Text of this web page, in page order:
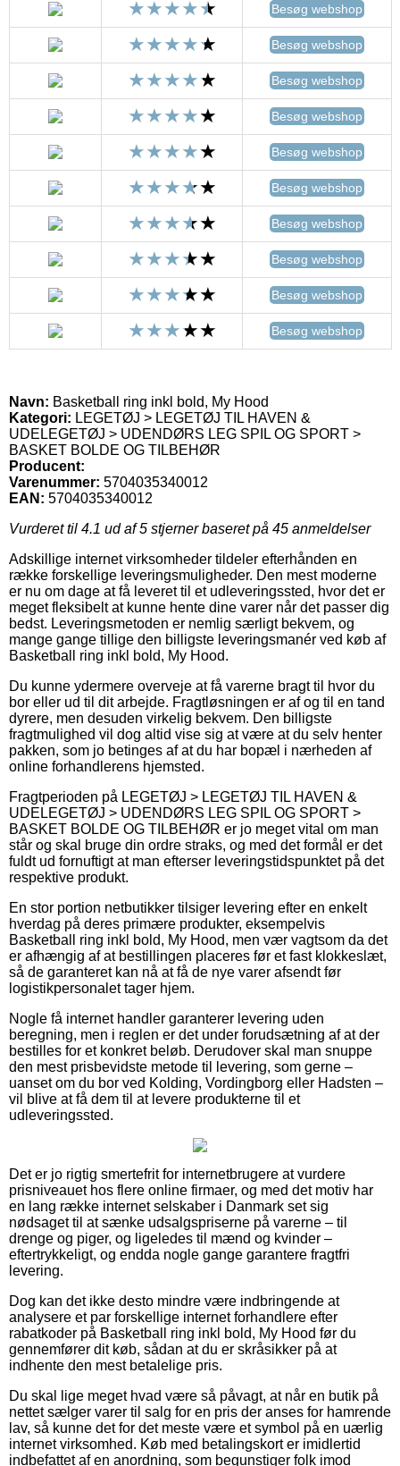
Besøg webshop
Besøg webshop
Besøg webshop
Besøg webshop
Besøg webshop
Besøg webshop
Besøg webshop
Besøg webshop
Besøg webshop
Besøg webshop
Navn: Basketball ring inkl bold, My Hood
Kategori: LEGETØJ > LEGETØJ TIL HAVEN &
UDELEGETØJ > UDENDØRS LEG SPIL OG SPORT >
BASKET BOLDE OG TILBEHØR
Producent:
Varenummer: 5704035340012
EAN: 5704035340012
Vurderet til 4.1 ud af 5 stjerner baseret på 45 anmeldelser
Adskillige internet virksomheder tildeler efterhånden en
række forskellige leveringsmuligheder. Den mest moderne
er nu om dage at få leveret til et udleveringssted, hvor det er
meget fleksibelt at kunne hente dine varer når det passer dig
bedst. Leveringsmetoden er nemlig særligt bekvem, og
mange gange tillige den billigste leveringsmanér ved køb af
Basketball ring inkl bold, My Hood.
Du kunne ydermere overveje at få varerne bragt til hvor du
bor eller ud til dit arbejde. Fragtløsningen er af og til en tand
dyrere, men desuden virkelig bekvem. Den billigste
fragtmulighed vil dog altid vise sig at være at du selv henter
pakken, som jo betinges af at du har bopæl i nærheden af
online forhandlerens hjemsted.
Fragtperioden på LEGETØJ > LEGETØJ TIL HAVEN &
UDELEGETØJ > UDENDØRS LEG SPIL OG SPORT >
BASKET BOLDE OG TILBEHØR er jo meget vital om man
står og skal bruge din ordre straks, og med det formål er det
fuldt ud fornuftigt at man efterser leveringstidspunktet på det
respektive produkt.
En stor portion netbutikker tilsiger levering efter en enkelt
hverdag på deres primære produkter, eksempelvis
Basketball ring inkl bold, My Hood, men vær vagtsom da det
er afhængig af at bestillingen placeres før et fast klokkeslæt,
så de garanteret kan nå at få de nye varer afsendt før
logistikpersonalet tager hjem.
Nogle få internet handler garanterer levering uden
beregning, men i reglen er det under forudsætning af at der
bestilles for et konkret beløb. Derudover skal man snuppe
den mest prisbevidste metode til levering, som gerne –
uanset om du bor ved Kolding, Vordingborg eller Hadsten –
vil blive at få dem til at levere produkterne til et
udleveringssted.
Det er jo rigtig smertefrit for internetbrugere at vurdere
prisniveauet hos flere online firmaer, og med det motiv har
en lang række internet selskaber i Danmark set sig
nødsaget til at sænke udsalgspriserne på varerne – til
drenge og piger, og ligeledes til mænd og kvinder –
eftertrykkeligt, og endda nogle gange garantere fragtfri
levering.
Dog kan det ikke desto mindre være indbringende at
analysere et par forskellige internet forhandlere efter
rabatkoder på Basketball ring inkl bold, My Hood før du
gennemfører dit køb, sådan at du er skråsikker på at
indhente den mest betalelige pris.
Du skal lige meget hvad være så påvagt, at når en butik på
nettet sælger varer til salg for en pris der anses for hamrende
lav, så kunne det for det meste være et symbol på en uærlig
internet virksomhed. Køb med betalingskort er imidlertid
indbefattet af en anordning, som begunstiger folk imod